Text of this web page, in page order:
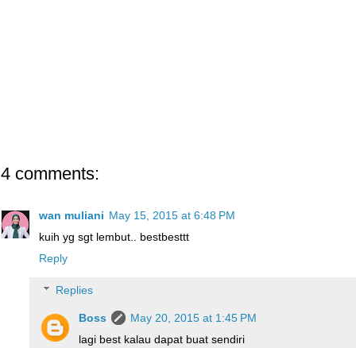
4 comments:
wan muliani May 15, 2015 at 6:48 PM
kuih yg sgt lembut.. bestbesttt
Reply
Replies
Boss
May 20, 2015 at 1:45 PM
lagi best kalau dapat buat sendiri